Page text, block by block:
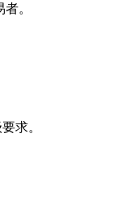
。
求。